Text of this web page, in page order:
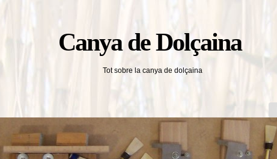
Canya de Dolçaina
Tot sobre la canya de dolçaina